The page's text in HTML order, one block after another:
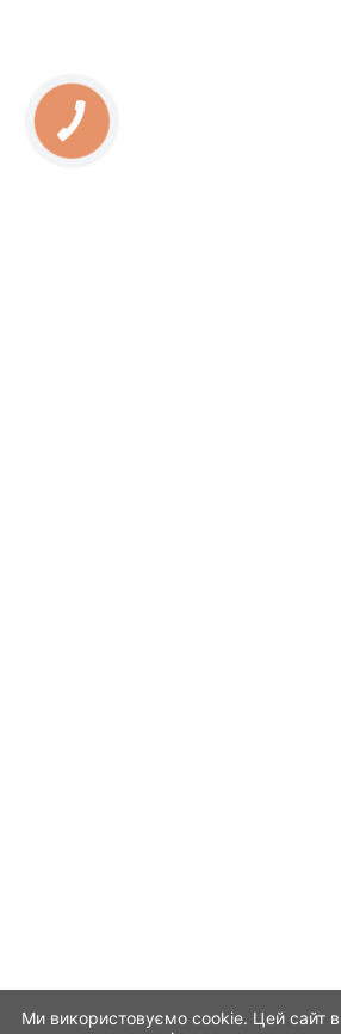
Ми використовуємо cookie. Цей сайт